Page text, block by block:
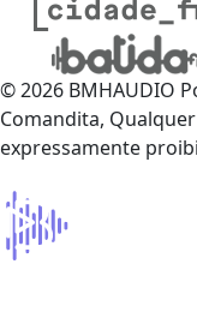
© 2026 BMHAUDIO
Comandita,
expressamente